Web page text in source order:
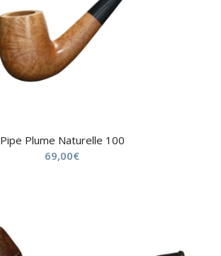
Pipe Plume Naturelle 100
69,00€